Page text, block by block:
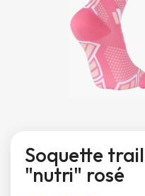
Soquette
"nutri" rosé